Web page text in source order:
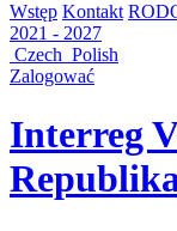
Wstęp Kontakt
2021 - 2027
Czech Polish
Zalogować
Interreg